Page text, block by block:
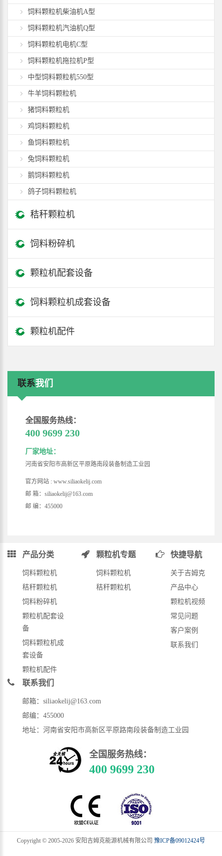
饲料颗粒机柴油机A型
饲料颗粒机汽油机Q型
饲料颗粒机电机C型
饲料颗粒机拖拉机P型
中型饲料颗粒机550型
牛羊饲料颗粒机
猪饲料颗粒机
鸡饲料颗粒机
鱼饲料颗粒机
兔饲料颗粒机
鹅饲料颗粒机
鸽子饲料颗粒机
秸秆颗粒机
饲料粉碎机
颗粒机配套设备
饲料颗粒机成套设备
颗粒机配件
联系我们
全国服务热线：
400 9699 230
厂家地址：
河南省安阳市高新区平原路南段装备制造工业园
官方网站 : www.siliaokelij.com
邮 箱：siliaokelij@163.com
邮 编：455000
产品分类
饲料颗粒机
秸秆颗粒机
饲料粉碎机
颗粒机配套设
备
饲料颗粒机成
套设备
颗粒机配件
颗粒机专题
饲料颗粒机
秸秆颗粒机
快捷导航
关于吉姆克
产品中心
颗粒机视频
常见问题
客户案例
联系我们
联系我们
邮箱：siliaokelij@163.com
邮编：455000
地址：河南省安阳市高新区平原路南段装备制造工业园
全国服务热线：
400 9699 230
Copyright © 2005-2026 安阳吉姆克能源机械有限公司 豫ICP备09012424号